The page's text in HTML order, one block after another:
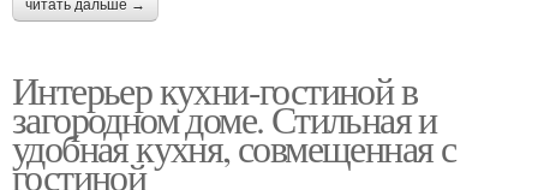
читать дальше →
Интерьер кухни-гостиной в
загородном доме. Стильная и
удобная кухня, совмещенная с
гостиной